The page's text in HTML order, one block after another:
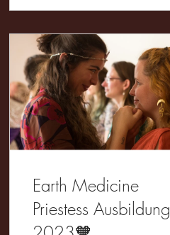
Earth Medicine
Priestess Ausbildung